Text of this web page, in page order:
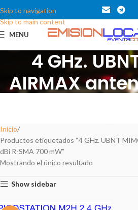
Skip to navigation
Skip to main content
MENU
4 GHz.
AIRMAX
Inicio
Productos etiquetados “4 GHz. UBNT
dBi R-SMA 700 mW”
Mostrando el único resultado
Show sidebar